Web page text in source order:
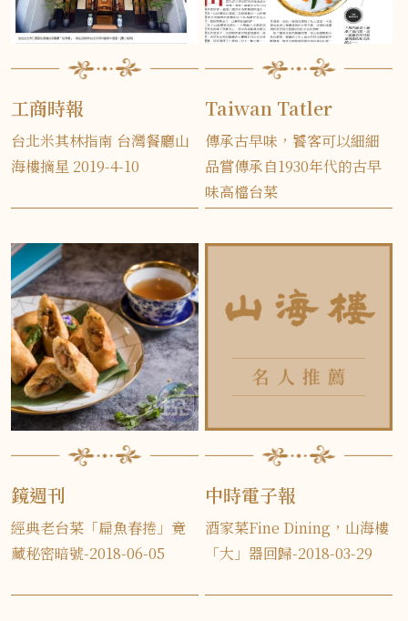
工商時報
台北米其林指南 台灣餐廳山
海樓摘星 2019-4-10
Taiwan Tatler
傳承古早味，饕客可以細細
品嘗傳承自1930年代的古早
味高檔台菜
鏡週刊
經典老台菜「扁魚春捲」竟
藏秘密暗號-2018-06-05
中時電子報
酒家菜Fine Dining，山海樓
「大」器回歸-2018-03-29